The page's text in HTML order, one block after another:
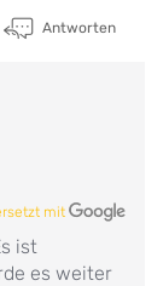
Antworten
mit
ist
es weiter